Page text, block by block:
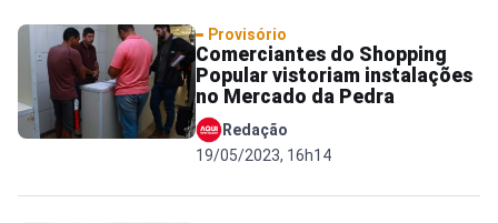
Provisório
Comerciantes do Shopping
Popular vistoriam instalações
no Mercado da Pedra
Redação
19/05/2023, 16h14